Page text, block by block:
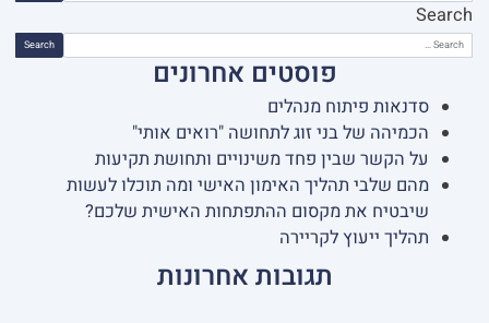
Search
פוסטים אחרונים
סדנאות פיתוח מנהלים
הכמיהה של בני זוג לתחושה "רואים אותי"
על הקשר שבין פחד משינויים ותחושת תקיעות
מהם שלבי תהליך האימון האישי ומה תוכלו לעשות
שיבטיח את מקסום ההתפתחות האישית שלכם?
תהליך ייעוץ לקריירה
תגובות אחרונות